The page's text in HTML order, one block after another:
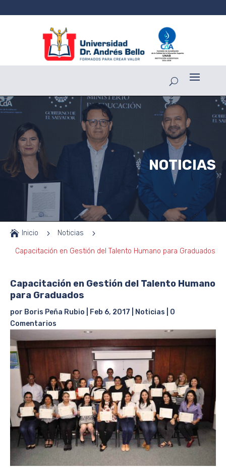
NOTICIAS
 Inicio 5 Noticias 5
Capacitación en Gestión del Talento Humano para Graduados
Capacitación en Gestión del Talento Humano
para Graduados
por Boris Peña Rubio Feb 6, 2017 Noticias
0
Comentarios